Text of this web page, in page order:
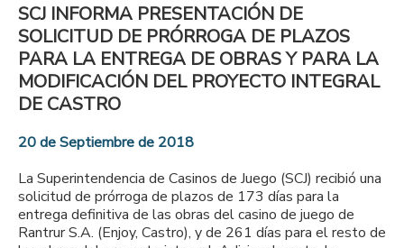
SCJ INFORMA PRESENTACIÓN DE
SOLICITUD DE PRÓRROGA DE PLAZOS
PARA LA ENTREGA DE OBRAS Y PARA LA
MODIFICACIÓN DEL PROYECTO INTEGRAL
DE CASTRO
20 de Septiembre de 2018
La Superintendencia de Casinos de Juego (SCJ) recibió una
solicitud de prórroga de plazos de 173 días para la
entrega definitiva de las obras del casino de juego de
Rantrur S.A. (Enjoy, Castro), y de 261 días para el resto de